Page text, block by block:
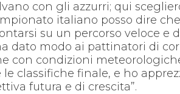
con gli azzurri; qui
italiano posso dire
su un percorso veloce e
dato modo ai pattinatori di
con condizioni
classifiche finale, e ho
futura e di crescita”.